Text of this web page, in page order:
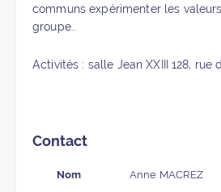
communs expérimenter les
groupe..
Activités : salle Jean XXIII 128, rue
Contact
Nom
Anne MACREZ